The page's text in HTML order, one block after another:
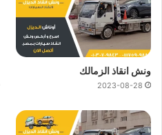
ونش انقاذ الزمالك
2023-08-28